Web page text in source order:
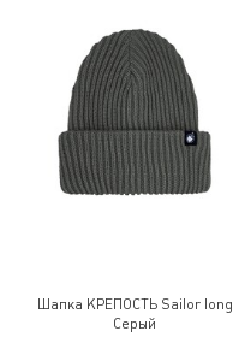
Шапка КРЕПОСТЬ Sailor long
Серый